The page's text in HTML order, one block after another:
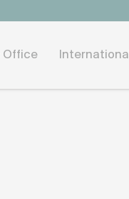
Office International